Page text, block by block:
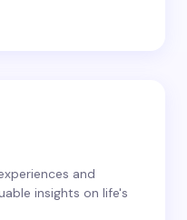
and
insights on life's